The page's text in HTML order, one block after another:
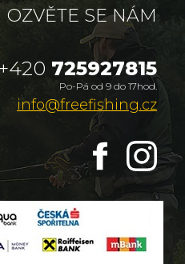
OZVĚTE SE NÁM
+420 725927815
Po-Pá od 9 do 17hod.
info@freefishing.cz